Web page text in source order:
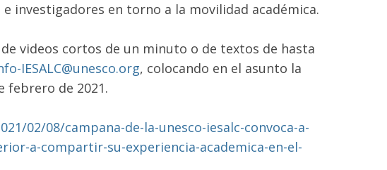
investigadores en torno a la movilidad académica.
videos cortos de un minuto o de textos de hasta
IESALC@unesco.org, colocando en el asunto la
febrero de 2021.
02/08/campana-de-la-unesco-iesalc-convoca-a-
a-compartir-su-experiencia-academica-en-el-